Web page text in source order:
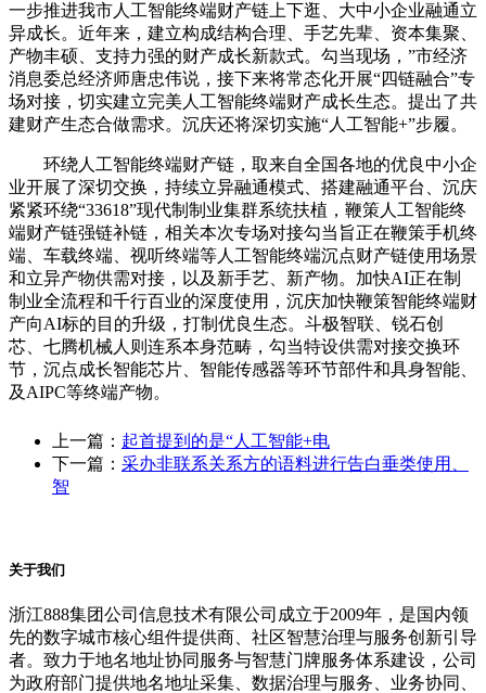
一步推进我市人工智能终端财产链上下逛、大中小企业融通立
异成长。近年来，建立构成结构合理、手艺先辈、资本集聚、
产物丰硕、支持力强的财产成长新款式。勾当现场，”市经济
消息委总经济师唐忠伟说，接下来将常态化开展“四链融合”专
场对接，切实建立完美人工智能终端财产成长生态。提出了共
建财产生态合做需求。沉庆还将深切实施“人工智能+”步履。
环绕人工智能终端财产链，取来自全国各地的优良中小企
业开展了深切交换，持续立异融通模式、搭建融通平台、沉庆
紧紧环绕“33618”现代制制业集群系统扶植，鞭策人工智能终
端财产链强链补链，相关本次专场对接勾当旨正在鞭策手机终
端、车载终端、视听终端等人工智能终端沉点财产链使用场景
和立异产物供需对接，以及新手艺、新产物。加快AI正在制
制业全流程和千行百业的深度使用，沉庆加快鞭策智能终端财
产向AI标的目的升级，打制优良生态。斗极智联、锐石创
芯、七腾机械人则连系本身范畴，勾当特设供需对接交换环
节，沉点成长智能芯片、智能传感器等环节部件和具身智能、
及AIPC等终端产物。
上一篇： 起首提到的是“人工智能+电
下一篇： 采办非联系关系方的语料进行告白垂类使用、
智
关于我们
浙江888集团公司信息技术有限公司成立于2009年，是国内领
先的数字城市核心组件提供商、社区智慧治理与服务创新引导
者。致力于地名地址协同服务与智慧门牌服务体系建设，公司
为政府部门提供地名地址采集、数据治理与服务、业务协同、